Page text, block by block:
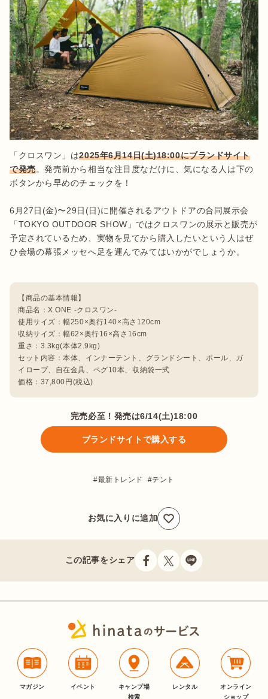
「クロスワン」は2025年6月14日(土)18:00にブランドサイト
で発売。発売前から相当な注目度なだけに、気になる人は下の
ボタンから早めのチェックを！
6月27日(金)〜29日(日)に開催されるアウトドアの合同展示会
「TOKYO OUTDOOR SHOW」ではクロスワンの展示と販売が
予定されているため、実物を見てから購入したいという人はぜ
ひ会場の幕張メッセへ足を運んでみてはいかがでしょうか。
【商品の基本情報】
商品名：X ONE -クロスワン-
使用サイズ：幅250×奥行140×高さ120cm
収納サイズ：幅62×奥行16×高さ16cm
重さ：3.3kg(本体2.9kg)
セット内容：本体、インナーテント、グランドシート、ポール、ガ
イロープ、自在金具、ペグ10本、収納袋一式
価格：37,800円(税込)
完売必至！発売は6/14(土)18:00
ブランドサイトで購入する
最新トレンド テント
お気に入りに追加
この記事をシェア
マガジン イベント
キャンプ場
検索
レンタル
オンライン
ショップ